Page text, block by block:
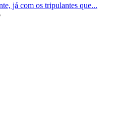
já com os tripulantes que...